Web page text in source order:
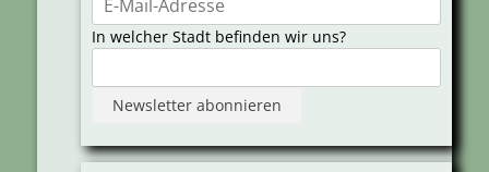
In welcher Stadt befinden wir uns?